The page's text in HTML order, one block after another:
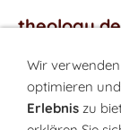
...Facebook
...Twitter
Wir
optimieren
Erlebnis zu